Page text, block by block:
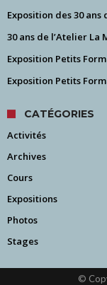
Exposition des 30
30 ans de l’Atelier La
Exposition Petits
Exposition Petits
CATÉGORIES
Activités
Archives
Cours
Expositions
Photos
Stages
©